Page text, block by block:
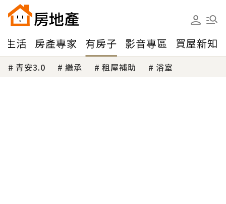
生活 房產專家 有房子 影音專區 買屋新知
青安3.0 繼承 租屋補助 浴室